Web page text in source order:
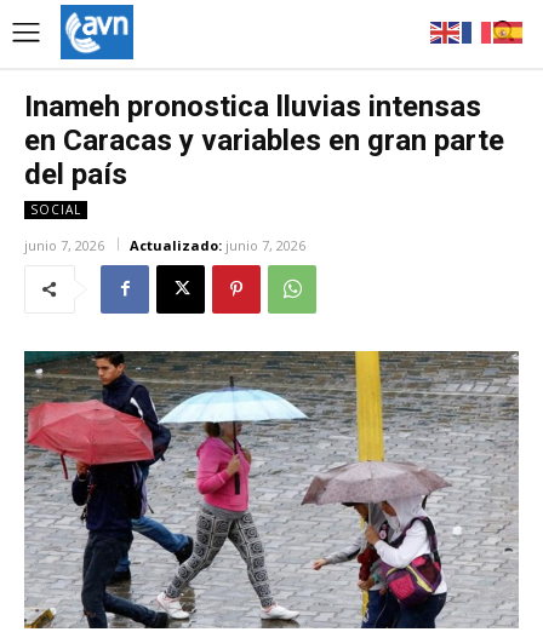
Inameh pronostica lluvias intensas
en Caracas y variables en gran parte
del país
SOCIAL
junio 7, 2026 Actualizado: junio 7, 2026